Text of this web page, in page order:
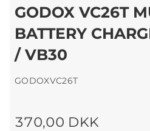
GODOX VC26T
BATTERY
/ VB30
GODOXVC26T
370,00 DKK